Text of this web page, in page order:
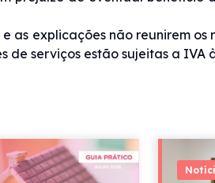
as explicações não reunirem
de serviços estão sujeitas a IVA